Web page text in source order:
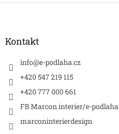
Z
Kontakt
info@e-podlaha.cz
+420 547 219 115
+420 777 000 661
FB Marcon interier/e-podlaha
marconinterierdesign